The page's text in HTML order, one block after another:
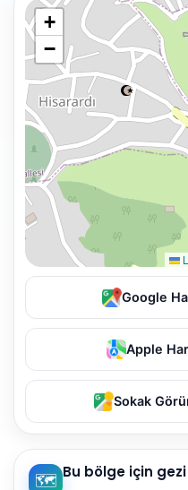
+
−
Google
Apple
Sokak
🗺️ Bu bölge için